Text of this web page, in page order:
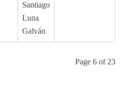
Santiago
Luna
Galván
Page 6 of 23